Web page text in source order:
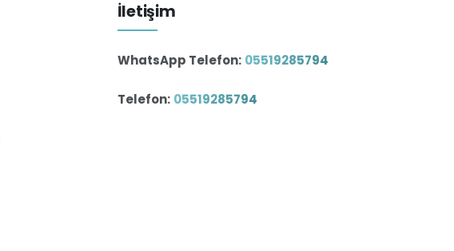
İletişim
WhatsApp Telefon: 05519285794
Telefon: 05519285794